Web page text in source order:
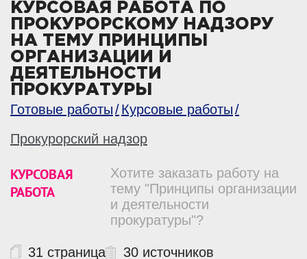
КУРСОВАЯ РАБОТА ПО
ПРОКУРОРСКОМУ НАДЗОРУ
НА ТЕМУ ПРИНЦИПЫ
ОРГАНИЗАЦИИ И
ДЕЯТЕЛЬНОСТИ
ПРОКУРАТУРЫ
Готовые работы
Курсовые работы
Прокурорский надзор
КУРСОВАЯ
РАБОТА
Хотите заказать работу на
тему "Принципы организации
и деятельности
прокуратуры"?
31 страница
30 источников